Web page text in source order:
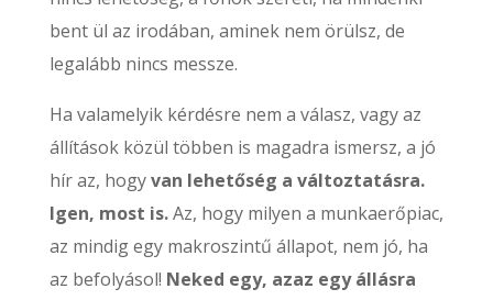
bent ül az irodában, aminek nem örülsz, de
legalább nincs messze.
Ha valamelyik kérdésre nem a válasz, vagy az
állítások közül többen is magadra ismersz, a jó
hír az, hogyvan lehetőség a változtatásra.
Igen, most is.Az, hogy milyen a munkaerőpiac,
az mindig egy makroszintű állapot, nem jó, ha
az befolyásol! Neked egy, azaz egy állásra